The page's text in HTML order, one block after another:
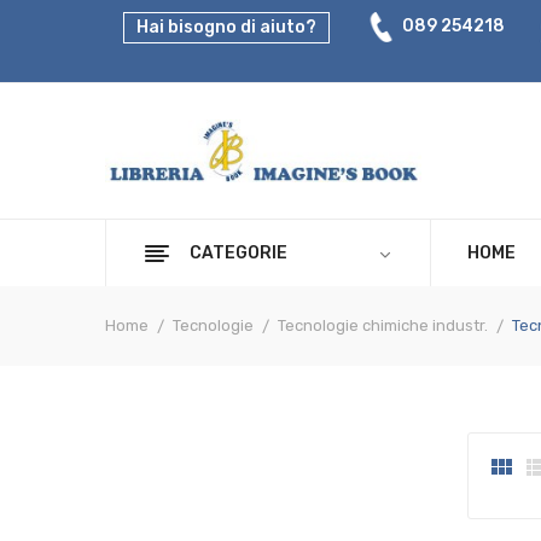
Hai bisogno di aiuto? 089 254218
CATEGORIE HOME
Home Tecnologie Tecnologie chimiche industr.
